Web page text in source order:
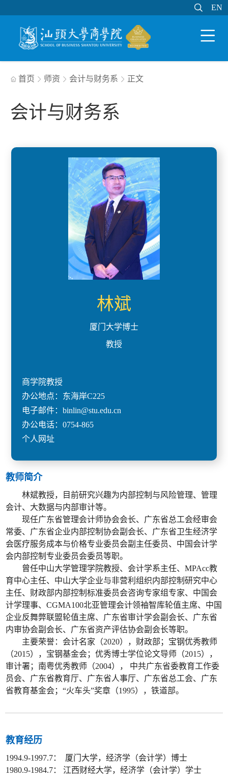
 EN
 EN

 首页  师资  会计与财务系  正文
会计与财务系
林斌
厦门大学博士
教授
商学院教授
办公地点：东海岸C225
电子邮件：binlin@stu.edu.cn
办公电话：0754-865
个人网址
教师简介
林斌教授，目前研究兴趣为内部控制与风险管理、管理
会计、大数据与内部审计等。
现任广东省管理会计师协会会长、广东省总工会经审会
常委、广东省企业内部控制协会副会长、广东省卫生经济学
会医疗服务成本与价格专业委员会副主任委员、中国会计学
会内部控制专业委员会委员等职。
曾任中山大学管理学院教授、会计学系主任、MPAcc教
育中心主任、中山大学企业与非营利组织内部控制研究中心
主任、财政部内部控制标准委员会咨询专家组专家、中国会
计学理事、CGMA100北亚管理会计领袖智库轮值主席、中国
企业反舞弊联盟轮值主席、广东省审计学会副会长、广东省
内审协会副会长、广东省资产评估协会副会长等职。
主要荣誉：会计名家（2020），财政部；宝钢优秀教师
（2015），宝钢基金会；优秀博士学位论文导师（2015），
审计署；南粤优秀教师（2004）， 中共广东省委教育工作委
员会、广东省教育厅、广东省人事厅、广东省总工会、广东
省教育基金会；“火车头”奖章（1995），铁道部。
教育经历
1994.9-1997.7： 厦门大学，经济学（会计学）博士
1980.9-1984.7： 江西财经大学，经济学（会计学）学士